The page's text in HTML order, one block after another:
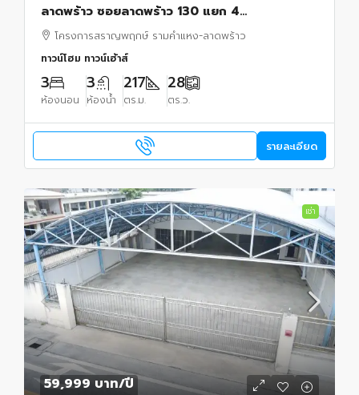
ลาดพร้าว ซอยลาดพร้าว 130 แยก 4
กรุงเทพมหานคร
โครงการสราญพฤกษ์ รามคำแหง-ลาดพร้าว
ทาวน์โฮม ทาวน์เฮ้าส์
3
ห้องนอน
3
ห้องน้ำ
217
ตร.ม.
28
ตร.ว.
รายละเอียด
เช่า
59,999 บาท/ปี